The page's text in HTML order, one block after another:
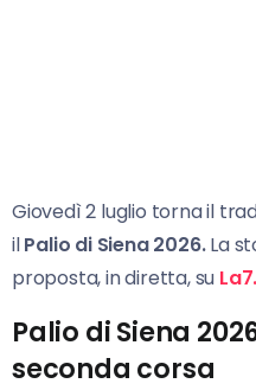
Giovedì 2 luglio torna il
ilPalio di Siena 2026.La
proposta, in diretta, su La7.
Palio di Siena
seconda corsa